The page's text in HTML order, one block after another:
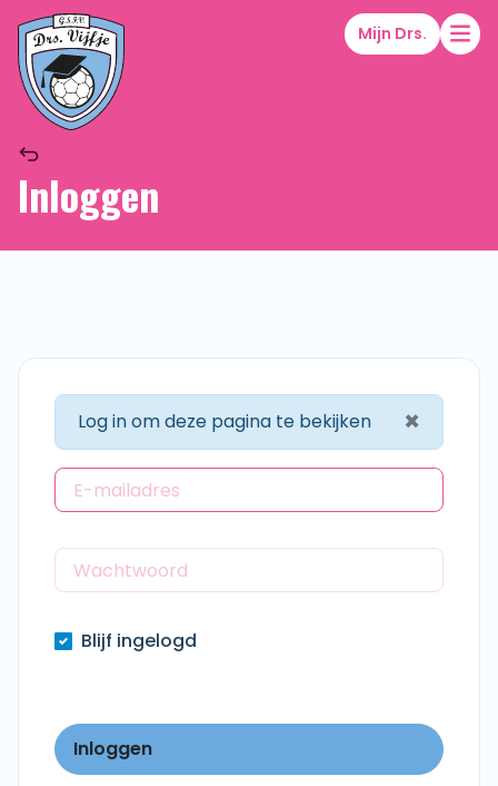
Mijn Drs.
Inloggen
×
Log in om deze pagina te bekijken
Blijf ingelogd
Inloggen